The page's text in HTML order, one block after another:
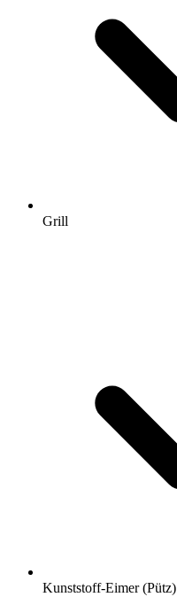
Grill
Kunststoff-Eimer (Pütz)